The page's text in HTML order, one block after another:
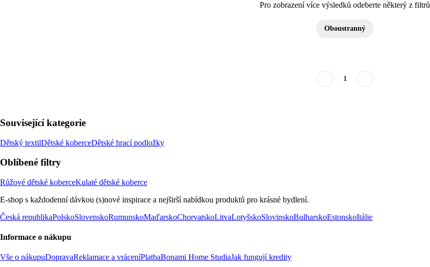
Pro zobrazení více výsledků odeberte některý z filtrů
Oboustranný
1
Související kategorie
Dětský textilDětské koberceDětské hrací podložky
Oblíbené filtry
Růžové dětské koberceKulaté dětské koberce
E-shop s každodenní dávkou (s)nové inspirace a nejširší nabídkou produktů pro krásné bydlení.
Česká republikaPolskoSlovenskoRumunskoMaďarskoChorvatskoLitvaLotyšskoSlovinskoBulharskoEstonskoItálie
Informace o nákupu
Vše o nákupuDopravaReklamace a vráceníPlatbaBonami Home StudiaJak fungují kredity